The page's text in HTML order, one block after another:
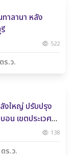
าลานา หลัง
522
ร.ว.
59,000 ฿
ลังใหญ่ ปรับปรุง
138
ร.ว.